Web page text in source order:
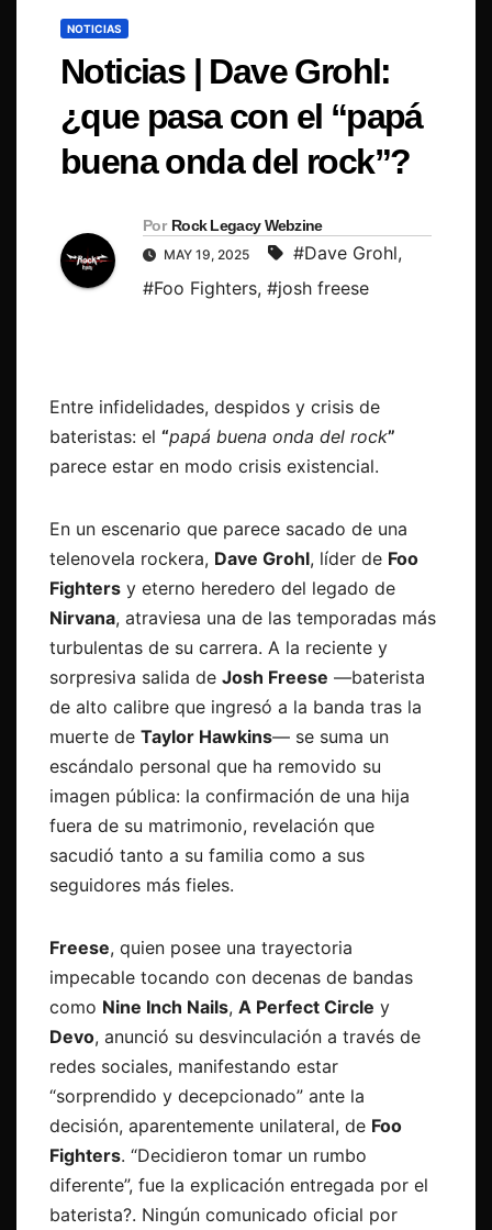
NOTICIAS
Noticias | Dave Grohl:
¿que pasa con el “papá
buena onda del rock”?
Por Rock Legacy Webzine
MAY 19, 2025 #Dave Grohl,
#Foo Fighters, #josh freese
Entre infidelidades, despidos y crisis de
bateristas: el “papá buena onda del rock”
parece estar en modo crisis existencial.
En un escenario que parece sacado de una
telenovela rockera, Dave Grohl, líder de Foo
Fighters y eterno heredero del legado de
Nirvana, atraviesa una de las temporadas más
turbulentas de su carrera. A la reciente y
sorpresiva salida de Josh Freese —baterista
de alto calibre que ingresó a la banda tras la
muerte de Taylor Hawkins— se suma un
escándalo personal que ha removido su
imagen pública: la confirmación de una hija
fuera de su matrimonio, revelación que
sacudió tanto a su familia como a sus
seguidores más fieles.
Freese, quien posee una trayectoria
impecable tocando con decenas de bandas
como Nine Inch Nails, A Perfect Circle y
Devo, anunció su desvinculación a través de
redes sociales, manifestando estar
“sorprendido y decepcionado” ante la
decisión, aparentemente unilateral, de Foo
Fighters. “Decidieron tomar un rumbo
diferente”, fue la explicación entregada por el
baterista?. Ningún comunicado oficial por